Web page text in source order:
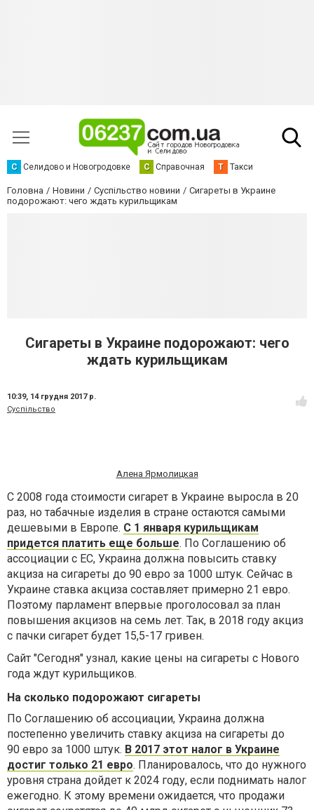
С Селидово и Новогродовке С Справочная Т Такси
Головна Новини Суспільство новини
Сигареты в Украине
подорожают: чего ждать курильщикам
Сигареты в Украине подорожают: чего
ждать курильщикам
10:39, 14 грудня 2017 р.
Суспільство
Алена Ярмолицкая
С 2008 года стоимости сигарет в Украине выросла в 20
раз, но табачные изделия в стране остаются самыми
дешевыми в Европе. С 1 января курильщикам
придется платить еще больше. По Соглашению об
ассоциации с ЕС, Украина должна повысить ставку
акциза на сигареты до 90 евро за 1000 штук. Сейчас в
Украине ставка акциза составляет примерно 21 евро.
Поэтому парламент впервые проголосовал за план
повышения акцизов на семь лет. Так, в 2018 году акциз
с пачки сигарет будет 15,5-17 гривен.
Сайт "Сегодня" узнал, какие цены на сигареты с Нового
года ждут курильщиков.
На сколько подорожают сигареты
По Соглашению об ассоциации, Украина должна
постепенно увеличить ставку акциза на сигареты до
90 евро за 1000 штук. В 2017 этот налог в Украине
достиг только 21 евро. Планировалось, что до нужного
уровня страна дойдет к 2024 году, если поднимать налог
ежегодно. К этому времени ожидается, что продажи